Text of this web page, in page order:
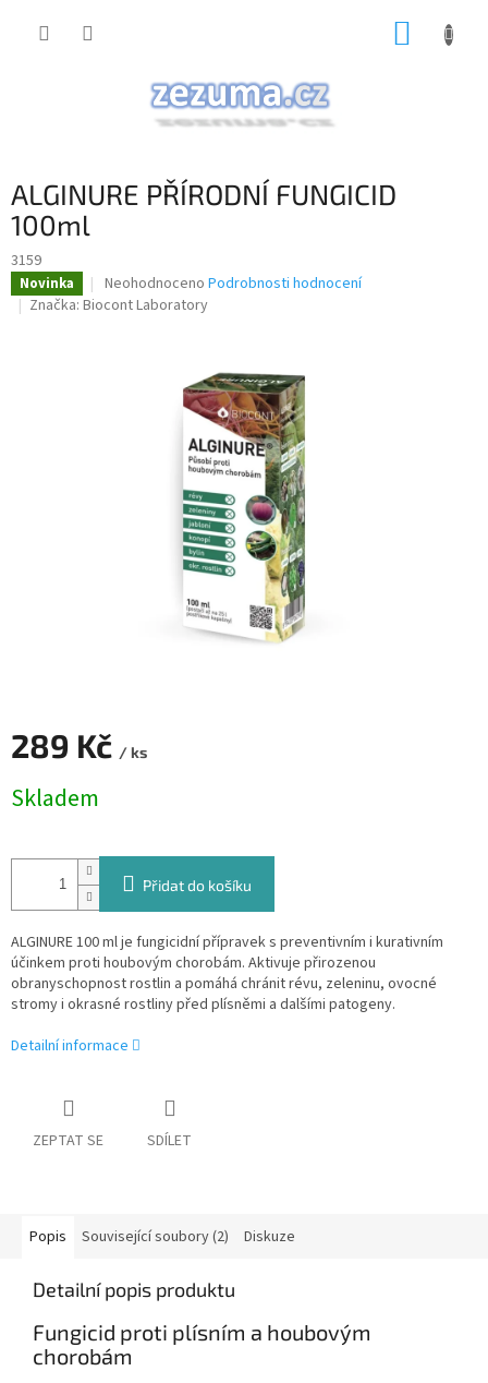
ALGINURE PŘÍRODNÍ FUNGICID
100ml
3159
Novinka
Průměrné
hodnocení
Neohodnoceno Podrobnosti hodnocení
Značka: Biocont Laboratory
289 Kč / ks
cena:
Skladem
Přidat do košíku
ALGINURE 100 ml je fungicidní přípravek s preventivním i kurativním
účinkem proti houbovým chorobám. Aktivuje přirozenou
obranyschopnost rostlin a pomáhá chránit révu, zeleninu, ovocné
stromy i okrasné rostliny před plísněmi a dalšími patogeny.
Detailní informace
ZEPTAT SE SDÍLET
Popis Související soubory (2) Diskuze
Detailní popis produktu
Fungicid proti plísním a houbovým
chorobám